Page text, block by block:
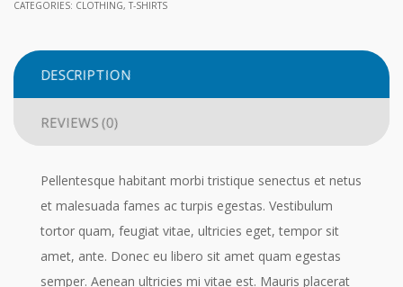
CATEGORIES: CLOTHING, T-SHIRTS
DESCRIPTION
REVIEWS (0)
Pellentesque habitant morbi tristique senectus et netus
et malesuada fames ac turpis egestas. Vestibulum
tortor quam, feugiat vitae, ultricies eget, tempor sit
amet, ante. Donec eu libero sit amet quam egestas
semper. Aenean ultricies mi vitae est. Mauris placerat